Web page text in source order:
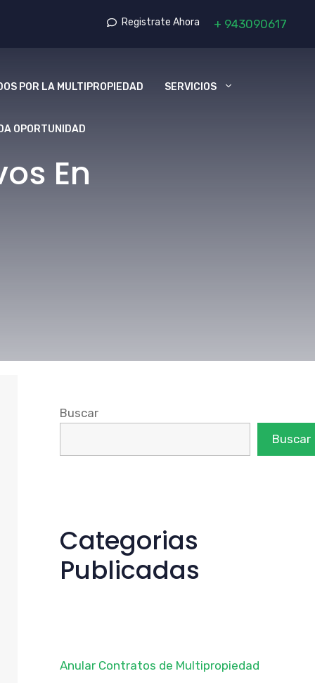
Registrate Ahora + 943090617
POR LA MULTIPROPIEDAD SERVICIOS
OPORTUNIDAD
En
Buscar
Buscar
Categorias
Publicadas
Anular Contratos de Multipropiedad